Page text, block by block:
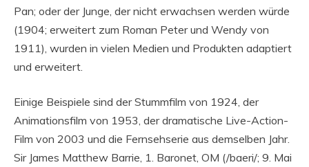
Pan; oder der Junge, der nicht erwachsen werden würde
(1904; erweitert zum Roman Peter und Wendy von
1911), wurden in vielen Medien und Produkten adaptiert
und erweitert.
Einige Beispiele sind der Stummfilm von 1924, der
Animationsfilm von 1953, der dramatische Live-Action-
Film von 2003 und die Fernsehserie aus demselben Jahr.
Sir James Matthew Barrie, 1. Baronet, OM (/baeri/; 9. Mai